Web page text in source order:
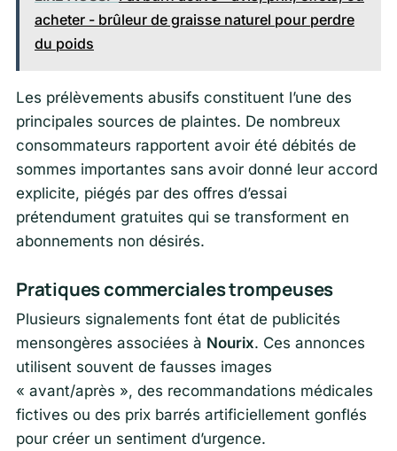
acheter - brûleur de graisse naturel pour perdre
du poids
Les prélèvements abusifs constituent l’une des
principales sources de plaintes. De nombreux
consommateurs rapportent avoir été débités de
sommes importantes sans avoir donné leur accord
explicite, piégés par des offres d’essai
prétendument gratuites qui se transforment en
abonnements non désirés.
Pratiques commerciales trompeuses
Plusieurs signalements font état de publicités
mensongères associées à Nourix. Ces annonces
utilisent souvent de fausses images
« avant/après », des recommandations médicales
fictives ou des prix barrés artificiellement gonflés
pour créer un sentiment d’urgence.